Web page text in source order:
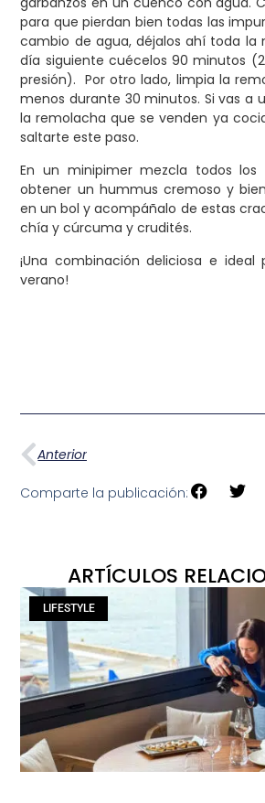
para que pierdan bien todas las
cambio de agua, déjalos ahí toda la
día siguiente cuécelos 90 minutos
presión). Por otro lado, limpia la
menos durante 30 minutos. Si vas a
la remolacha que se venden ya
saltarte este paso.
En un minipimer mezcla todos los
obtener un hummus cremoso y
en un bol y acompáñalo de estas
chía y cúrcuma y crudités.
¡Una combinación deliciosa e
verano!
Anterior
Comparte la publicación:
ARTÍCULOS
LIFESTYLE